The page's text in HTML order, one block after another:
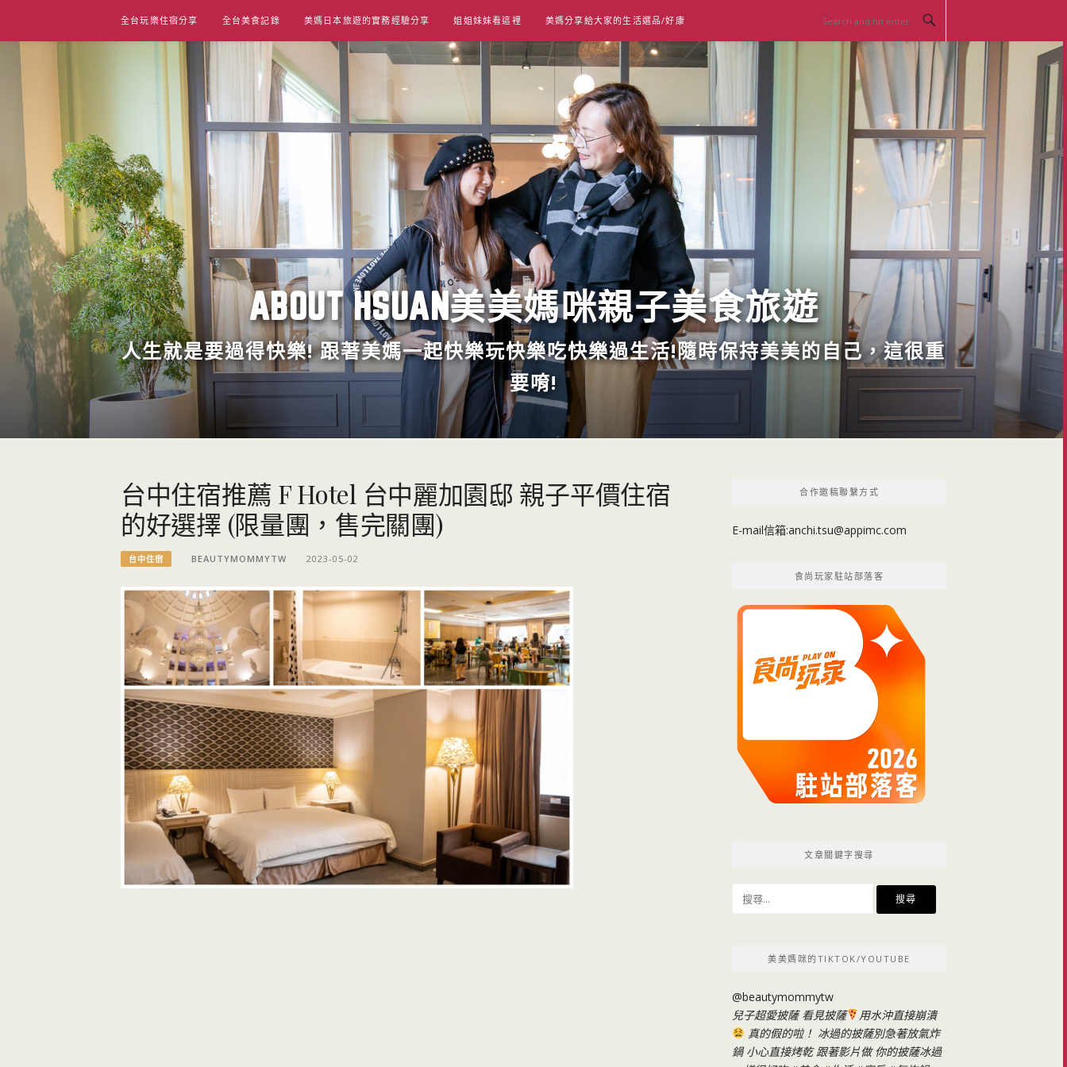
content
全台玩樂住宿分享 全台美食記錄 美媽日本旅遊的實務經驗分享 姐姐妹妹看這裡 美媽分享給大家的生活選品/好康
ABOUT HSUAN美美媽咪親子美食旅遊
人生就是要過得快樂! 跟著美媽一起快樂玩快樂吃快樂過生活!隨時保持美美的自己，這很重
要唷!
台中住宿推薦 F Hotel 台中麗加園邸 親子平價住宿
的好選擇 (限量團，售完關團)
台中住宿 BEAUTYMOMMYTW 2023-05-02
合作邀稿聯繫方式
E-mail信箱:anchi.tsu@appimc.com
食尚玩家駐站部落客
文章關鍵字搜尋
尋
美美媽咪的TIKTOK/YOUTUBE
@beautymommytw
兒子超愛披薩 看見披薩
用水沖直接崩潰
真的假的啦！ 冰過的披薩別急著放氣炸
鍋 小心直接烤乾 跟著影片做 你的披薩冰過